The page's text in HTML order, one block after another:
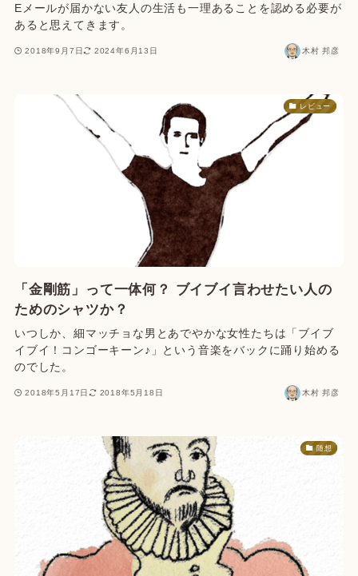
Eメールが届かない友人の生活も一理あることを認める必要が
あると思えてきます。
2018年9月7日 2024年6月13日 木村 邦彦
レビュー
「金剛筋」って一体何？ ブイブイ言わせたい人の
ためのシャツか？
いつしか、細マッチョな男とあでやかな女性たちは「ブイブ
イブイ！コンゴーキーン♪」という音楽をバックに踊り始める
のでした。
2018年5月17日 2018年5月18日 木村 邦彦
随想